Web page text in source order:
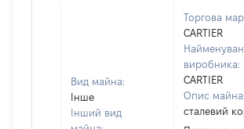
Вид майна:
Інше
Інший вид
Торгова
CARTIER
виробника:
CARTIER
Опис майна:
сталевий